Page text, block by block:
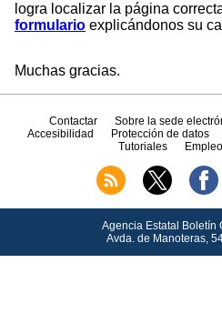
logra localizar la página
formulario explicándonos su
Muchas gracias.
Contactar Sobre la sede
Accesibilidad
Protección de datos
Tutoriales
Agencia Estatal Boletín
Avda.de Manoteras,